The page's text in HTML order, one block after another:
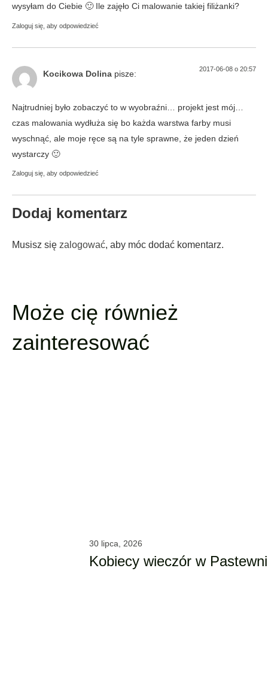
wysyłam do Ciebie 🙂 Ile zajęło Ci malowanie takiej filiżanki?
Zaloguj się, aby odpowiedzieć
Kocikowa Dolina pisze: 2017-06-08 o 20:57
Najtrudniej było zobaczyć to w wyobraźni… projekt jest mój…
czas malowania wydłuża się bo każda warstwa farby musi
wyschnąć, ale moje ręce są na tyle sprawne, że jeden dzień
wystarczy 🙂
Zaloguj się, aby odpowiedzieć
Dodaj komentarz
Musisz się zalogować, aby móc dodać komentarz.
Może cię również
zainteresować
30 lipca, 2026
Kobiecy wieczór w